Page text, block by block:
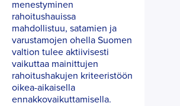
menestyminen
rahoitushauissa
mahdollistuu, satamien ja
varustamojen ohella Suomen
valtion tulee aktiivisesti
vaikuttaa mainittujen
rahoitushakujen kriteeristöön
oikea-aikaisella
ennakkovaikuttamisella.